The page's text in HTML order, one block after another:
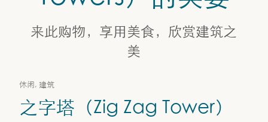
来此购物，享用美食，欣赏建筑之
美
休闲, 建筑
之字塔（Zig Zag Tower）